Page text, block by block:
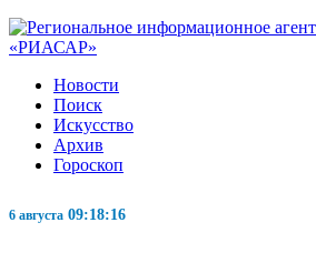
«РИАСАР»
Новости
Поиск
Искусство
Архив
Гороскоп
6 августа 09:18:17